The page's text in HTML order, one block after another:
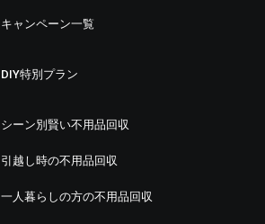
キャンペーン一覧
DIY特別プラン
シーン別賢い不用品回収
引越し時の不用品回収
一人暮らしの方の不用品回収